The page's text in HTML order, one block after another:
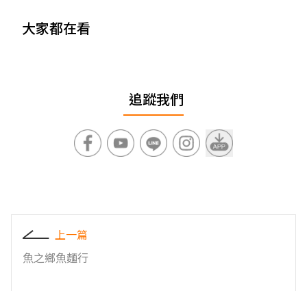
大家都在看
追蹤我們
上一篇
魚之鄉魚麵行